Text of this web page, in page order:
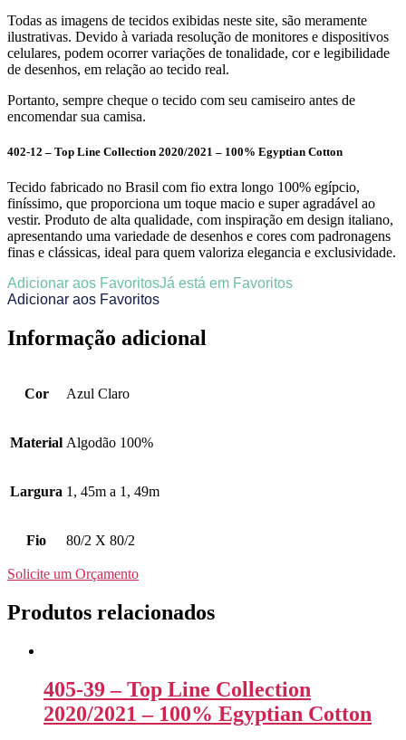
Todas as imagens de tecidos exibidas neste site, são meramente
ilustrativas. Devido à variada resolução de monitores e dispositivos
celulares, podem ocorrer variações de tonalidade, cor e legibilidade
de desenhos, em relação ao tecido real.
Portanto, sempre cheque o tecido com seu camiseiro antes de
encomendar sua camisa.
402-12 – Top Line Collection 2020/2021 – 100% Egyptian Cotton
Tecido fabricado no Brasil com fio extra longo 100% egípcio,
finíssimo, que proporciona um toque macio e super agradável ao
vestir. Produto de alta qualidade, com inspiração em design italiano,
apresentando uma variedade de desenhos e cores com padronagens
finas e clássicas, ideal para quem valoriza elegancia e exclusividade.
Adicionar aos FavoritosJá está em Favoritos
Adicionar aos Favoritos
Informação adicional
Cor Azul Claro
Material Algodão 100%
Largura 1, 45m a 1, 49m
Fio 80/2 X 80/2
Solicite um Orçamento
Produtos relacionados
405-39 – Top Line Collection
2020/2021 – 100% Egyptian Cotton